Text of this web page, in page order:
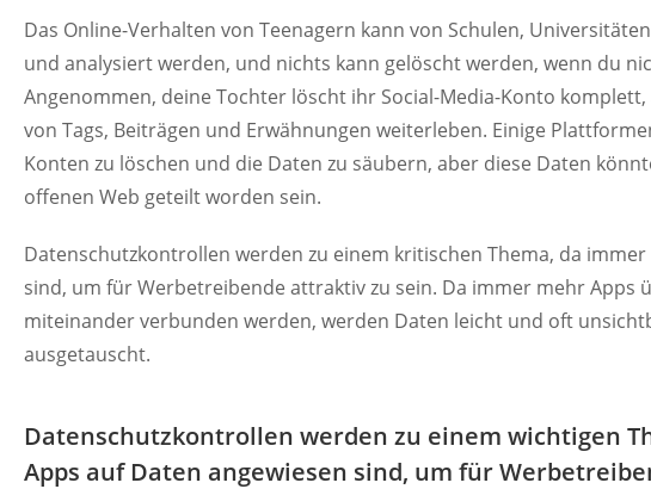
Das Online-Verhalten von Teenagern kann von Schulen,
und analysiert werden, und nichts kann gelöscht werden, wenn du
Angenommen, deine Tochter löscht ihr Social-Media-Konto
von Tags, Beiträgen und Erwähnungen weiterleben. Einige
Konten zu löschen und die Daten zu säubern, aber diese Daten
offenen Web geteilt worden sein.
Datenschutzkontrollen werden zu einem kritischen Thema, da
sind, um für Werbetreibende attraktiv zu sein. Da immer mehr Apps
miteinander verbunden werden, werden Daten leicht und oft
ausgetauscht.
Datenschutzkontrollen werden zu einem wichtigen
Apps auf Daten angewiesen sind, um für